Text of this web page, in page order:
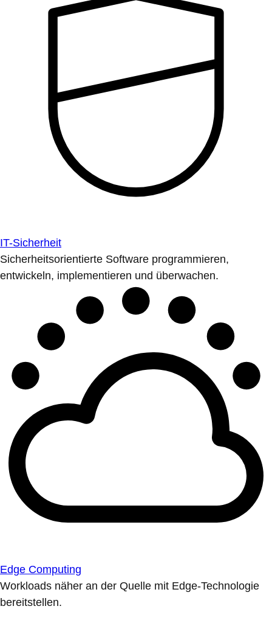
IT-Sicherheit
Sicherheitsorientierte Software programmieren,
entwickeln, implementieren und überwachen.
Edge Computing
Workloads näher an der Quelle mit Edge-Technologie
bereitstellen.